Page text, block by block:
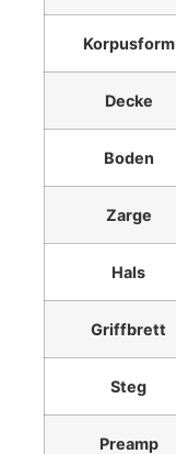
Korpusform
Decke
Boden
Zarge
Hals
Griffbrett
Steg
Preamp